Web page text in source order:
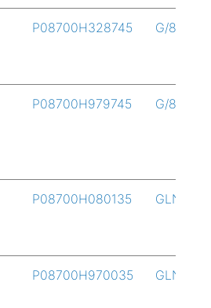
P08700H328745 G/8
P08700H979745 G/8
P08700H080135 GLN
P08700H970035 GLN